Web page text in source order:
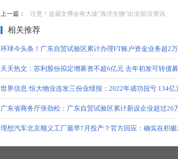
费，互联网，科技，国际，文化，时事，社会，国内
上一篇： 注意！这届文博会有大波“海洋生物”出没|前沿资讯
相关推荐
环球今头条！广东自贸试验区累计办理FT账户资金业务超2
天天热文：苏利股份拟定增募资不超6亿元 去年初发可转债
世界信息:恒大物业连发三份业绩报：2022年成功扭亏 134
广东省商务厅张劲松：广东自贸试验区累计新设企业超过26
理想汽车北京顺义工厂最早7月投产？官方回应：确实在积
天天资讯：基于STC89C52单片机+PulseSensor完成心率检测